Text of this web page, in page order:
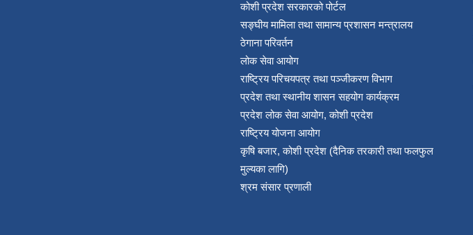
कोशी प्रदेश सरकारको पोर्टल
सङ्‍घीय मामिला तथा सामान्य प्रशासन मन्त्रालय
ठेगाना परिवर्तन
लोक सेवा आयोग
राष्ट्रिय परिचयपत्र तथा पञ्‍जीकरण विभाग
प्रदेश तथा स्थानीय शासन सहयोग कार्यक्रम
प्रदेश लोक सेवा आयोग, कोशी प्रदेश
राष्ट्रिय योजना आयोग
कृषि बजार, कोशी प्रदेश (दैनिक तरकारी तथा फलफुल
मुल्यका लागि)
श्रम संसार प्रणाली